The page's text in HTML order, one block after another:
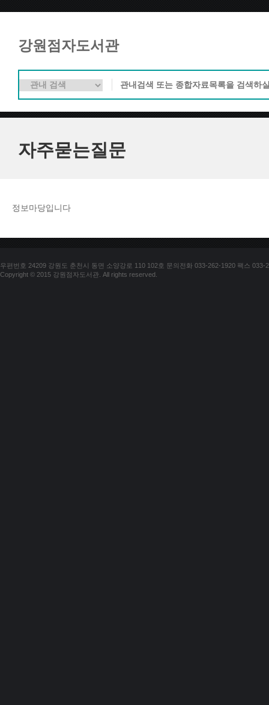
강원점자도서관
자주묻는질문
정보마당입니다
우편번호 24209 강원도 춘천시 동면 소양강로 110 102호 문의전화 033-262-1920 팩스 033-
Copyright © 2015 강원점자도서관. All rights reserved.